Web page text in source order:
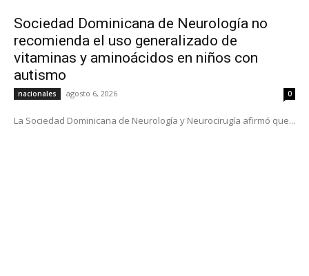
Sociedad Dominicana de Neurología no
recomienda el uso generalizado de
vitaminas y aminoácidos en niños con
autismo
nacionales agosto 6, 2026 0
La Sociedad Dominicana de Neurología y Neurocirugía afirmó que...